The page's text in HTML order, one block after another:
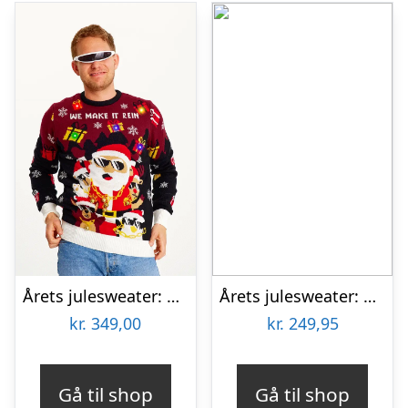
Årets julesweater: Make It Rein – herre / mænd. Ugly Christmas Sweater lavet i Danmark
kr. 349,00
Gå til shop
Årets julesweater: Christmas Is Coming – herre / mænd. Ugly Christmas Sweater lavet i Danmark
kr. 249,95
Gå til shop